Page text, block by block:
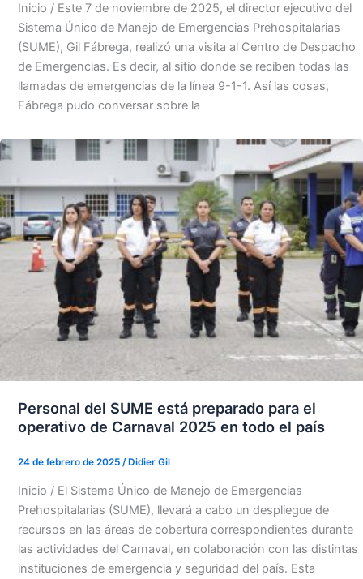
Inicio / Este 7 de noviembre de 2025, el director ejecutivo del
Sistema Único de Manejo de Emergencias Prehospitalarias
(SUME), Gil Fábrega, realizó una visita al Centro de Despacho
de Emergencias. Es decir, al sitio donde se reciben todas las
llamadas de emergencias de la línea 9-1-1. Así las cosas,
Fábrega pudo conversar sobre la
Personal del SUME está preparado para el
operativo de Carnaval 2025 en todo el país
24 de febrero de 2025 /Didier Gil
Inicio / El Sistema Único de Manejo de Emergencias
Prehospitalarias (SUME), llevará a cabo un despliegue de
recursos en las áreas de cobertura correspondientes durante
las actividades del Carnaval, en colaboración con las distintas
instituciones de emergencia y seguridad del país. Esta